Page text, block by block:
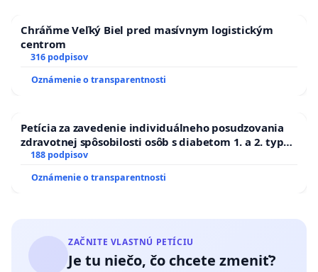
Chráňme Veľký Biel pred masívnym logistickým
centrom
316 podpisov
Oznámenie o transparentnosti
Petícia za zavedenie individuálneho posudzovania
zdravotnej spôsobilosti osôb s diabetom 1. a 2. typu
pri prijímaní do Policajného zboru SR
188 podpisov
Oznámenie o transparentnosti
ZAČNITE VLASTNÚ PETÍCIU
Je tu niečo, čo chcete zmeniť?